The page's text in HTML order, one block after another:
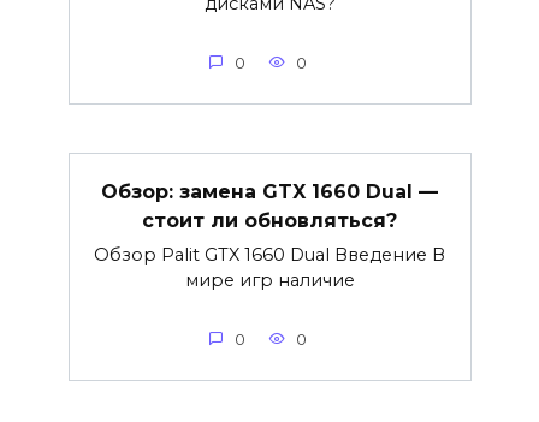
0 0
Обзор: замена GTX 1660 Dual —
стоит ли обновляться?
Обзор Palit GTX 1660 Dual Введение В
мире игр наличие
0 0